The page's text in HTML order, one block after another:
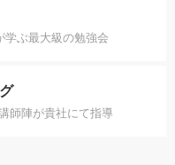
学ぶ最大級の勉強会
師陣が貴社にて指導